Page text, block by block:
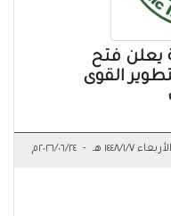
يعلن فتح
القوى
الأربعاء ١٤٤٨/١/٧ هـ - ٢٠٢٦/٠٦/٢٤م